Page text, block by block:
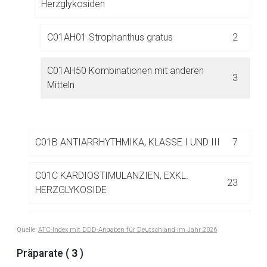
Herzglykosiden
C01AH01 Strophanthus gratus 2
C01AH50 Kombinationen mit anderen
Mitteln
3
C01B ANTIARRHYTHMIKA, KLASSE I UND III 7
C01C KARDIOSTIMULANZIEN, EXKL.
HERZGLYKOSIDE
23
Quelle: ATC-Index mit DDD-Angaben für Deutschland im Jahr 2026
Präparate ( 3 )
Aufruf einer externen Seite
Der von Ihnen aufgerufene Link öffnet eine externe Web-
Seite. Für die Inhalte der externen Web-Seite ist deren
Zurück zur rote-liste.de Zur Seite